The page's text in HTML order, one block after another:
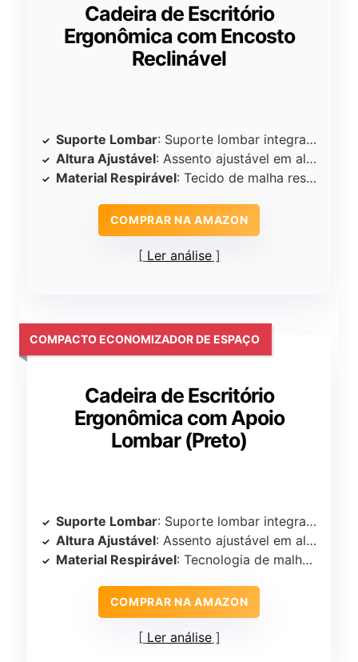
Cadeira de Escritório
Ergonômica com Encosto
Reclinável
Suporte Lombar: Suporte lombar integrado
Altura Ajustável: Assento ajustável em altura
Material Respirável: Tecido de malha respirável
COMPRAR NA AMAZON
Ler análise
Cadeira de Escritório
Ergonômica com Apoio
Lombar (Preto)
COMPACTO ECONOMIZADOR DE ESPAÇO
Suporte Lombar: Suporte lombar integrado
Altura Ajustável: Assento ajustável em altura
Material Respirável: Tecnologia de malha respirável 3D
COMPRAR NA AMAZON
Ler análise